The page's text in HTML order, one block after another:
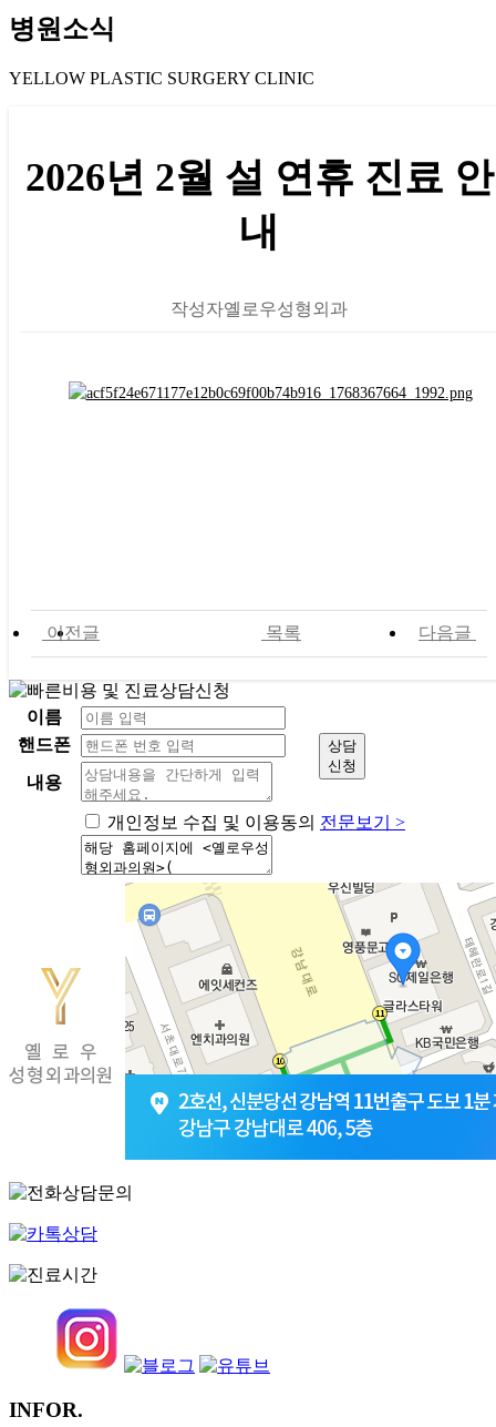
병원소식
YELLOW PLASTIC SURGERY CLINIC
2026년 2월 설 연휴 진료 안
내
작성자옐로우성형외과
이전글 다음글
목록
이름
상담
신청
핸드폰
내용
개인정보 수집 및 이용동의 전문보기 >
INFOR.